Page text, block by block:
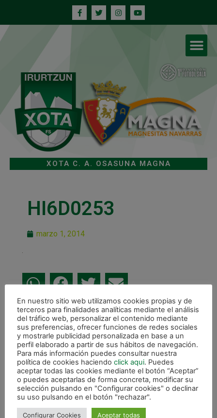
XOTA C. A. OSASUNA MAGNA
HI6D0253
marzo 1, 2014
ANTERIOR
Un último segundo fatídico conlleva la derrota ante H.Llevant Manacor (6-7)
CALENDARIO DE LIGA
En nuestro sitio web utilizamos cookies propias y de
terceros para finalidades analíticas mediante el análisis
del tráfico web, personalizar el contenido mediante
sus preferencias, ofrecer funciones de redes sociales
y mostrarle publicidad personalizada en base a un
perfil elaborado a partir de sus hábitos de navegación.
Para más información puedes consultar nuestra
política de cookies haciendo click aqui. Puedes
aceptar todas las cookies mediante el botón “Aceptar”
o puedes aceptarlas de forma concreta, modificar su
selección pulsando en "Configurar cookies" o declinar
su uso pulsando en el botón "rechazar".
Configurar Cookies Aceptar todas